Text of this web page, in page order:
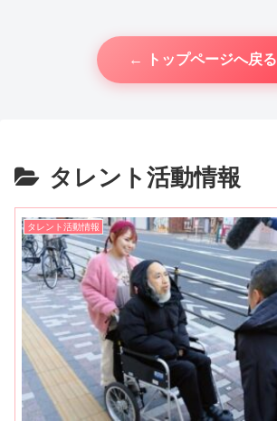
← トップページへ戻る
タレント活動情報
タレント活動情報